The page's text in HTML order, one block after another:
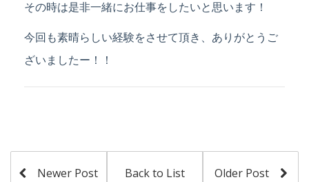
その時は是非一緒にお仕事をしたいと思います！
今回も素晴らしい経験をさせて頂き、ありがとうご
ざいましたー！！
Newer Post Back to List Older Post